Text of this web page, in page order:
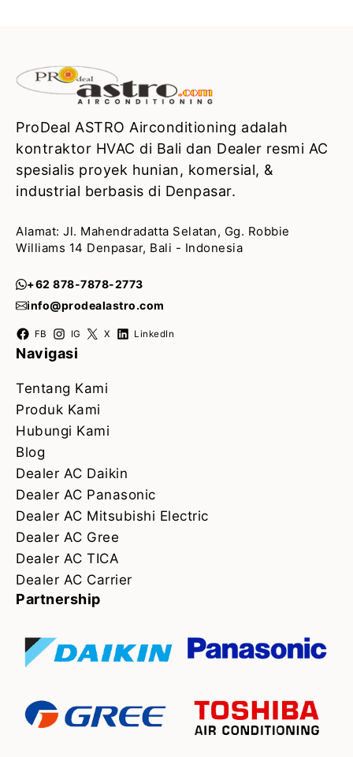
ProDeal ASTRO Airconditioning adalah
kontraktor HVAC di Bali dan Dealer resmi AC
spesialis proyek hunian, komersial, &
industrial berbasis di Denpasar.
Alamat: Jl. Mahendradatta Selatan, Gg. Robbie
Williams 14 Denpasar, Bali - Indonesia
+62 878-7878-2773
info@prodealastro.com
FB IG X LinkedIn
Navigasi
Tentang Kami
Produk Kami
Hubungi Kami
Blog
Dealer AC Daikin
Dealer AC Panasonic
Dealer AC Mitsubishi Electric
Dealer AC Gree
Dealer AC TICA
Dealer AC Carrier
Partnership